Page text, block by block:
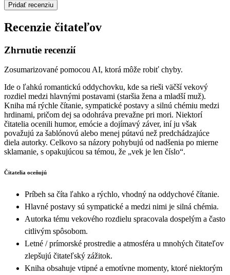
Pridať recenziu
Recenzie čitateľov
Zhrnutie recenzií
Zosumarizované pomocou AI, ktorá môže robiť chyby.
Ide o ľahkú romantickú oddychovku, kde sa rieši väčší vekový
rozdiel medzi hlavnými postavami (staršia žena a mladší muž).
Kniha má rýchle čítanie, sympatické postavy a silnú chémiu medzi
hrdinami, pričom dej sa odohráva prevažne pri mori. Niektorí
čitatelia ocenili humor, emócie a dojímavý záver, iní ju však
považujú za šablónovú alebo menej pútavú než predchádzajúce
diela autorky. Celkovo sa názory pohybujú od nadšenia po mierne
sklamanie, s opakujúcou sa témou, že „vek je len číslo“.
Čitatelia oceňujú
Príbeh sa číta ľahko a rýchlo, vhodný na oddychové čítanie.
Hlavné postavy sú sympatické a medzi nimi je silná chémia.
Autorka tému vekového rozdielu spracovala dospelým a často
citlivým spôsobom.
Letné / prímorské prostredie a atmosféra u mnohých čitateľov
zlepšujú čitateľský zážitok.
Kniha obsahuje vtipné a emotívne momenty, ktoré niektorým